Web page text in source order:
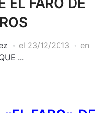
el 23/12/2013
en
...